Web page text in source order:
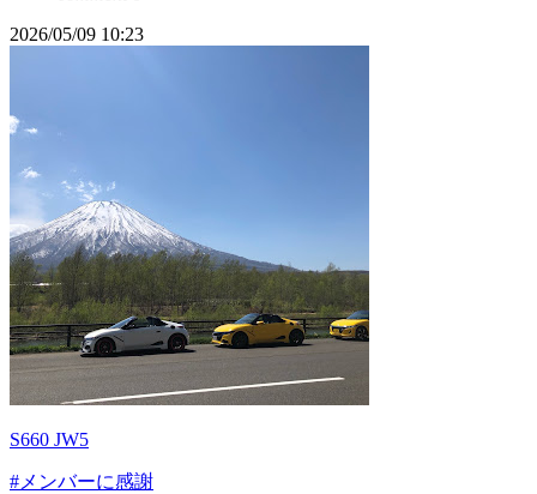
2026/05/09 10:23
S660 JW5
#メンバーに感謝